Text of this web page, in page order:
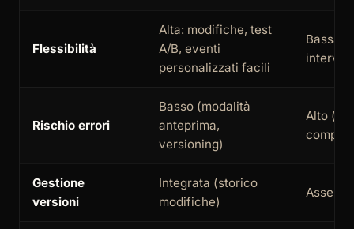
Flessibilità
Alta: modifiche, test
A/B, eventi
personalizzati facili
Bassa:
Rischio errori
Basso (modalità
anteprima,
versioning)
Alto
Gestione
versioni
Integrata (storico
modifiche)